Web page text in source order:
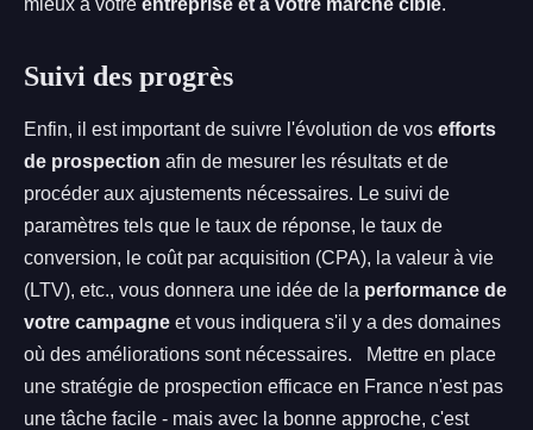
mieux à votre entreprise et à votre marché cible.
Suivi des progrès
Enfin, il est important de suivre l'évolution de vos efforts
de prospection afin de mesurer les résultats et de
procéder aux ajustements nécessaires. Le suivi de
paramètres tels que le taux de réponse, le taux de
conversion, le coût par acquisition (CPA), la valeur à vie
(LTV), etc., vous donnera une idée de la performance de
votre campagne et vous indiquera s'il y a des domaines
où des améliorations sont nécessaires. Mettre en place
une stratégie de prospection efficace en France n'est pas
une tâche facile - mais avec la bonne approche, c'est